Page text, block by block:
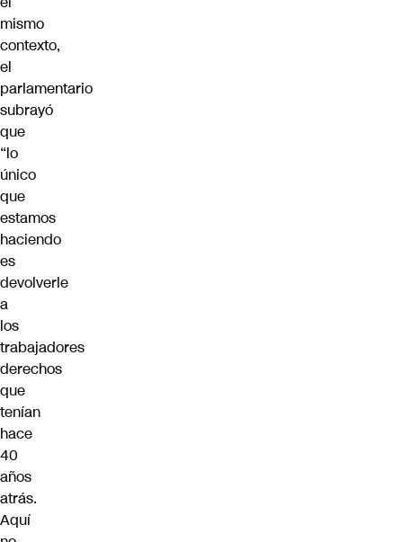
mismo
contexto,
el
parlamentario
subrayó
que
“lo
único
que
estamos
haciendo
es
devolverle
a
los
trabajadores
derechos
que
tenían
hace
40
años
atrás.
Aquí